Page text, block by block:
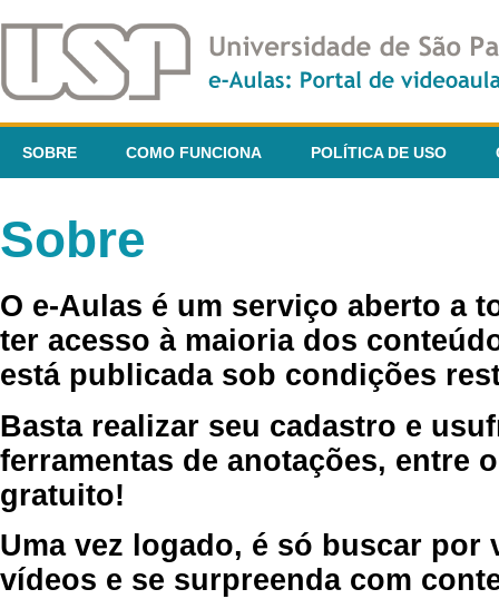
SOBRE COMO FUNCIONA POLÍTICA DE USO
Sobre
O e-Aulas é um serviço aberto a
ter acesso à maioria dos
está publicada sob condições
Basta realizar seu cadastro e
ferramentas de anotações, entre
gratuito!
Uma vez logado, é só buscar por
vídeos e se surpreenda com